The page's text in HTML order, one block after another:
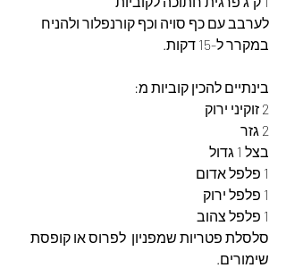
לערבב עם כף סויה וכף קורנפלור ולהניח
במקרר ל-15 דקות.
בינתיים להכין קוביות מ:
2 זוקיני ירוק
2 גזר
בצל 1 גדול
1 פלפל אדום
1 פלפל ירוק
1 פלפל צהוב
סלסלת פטריות שמפניון  לפרוס או קופסת
שימורים.